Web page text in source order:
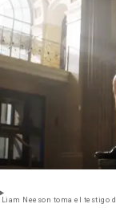
Liam Neeson toma el testigo